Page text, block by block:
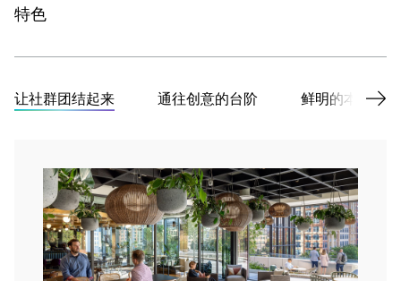
特色
让社群团结起来 通往创意的台阶 鲜明的本土特色